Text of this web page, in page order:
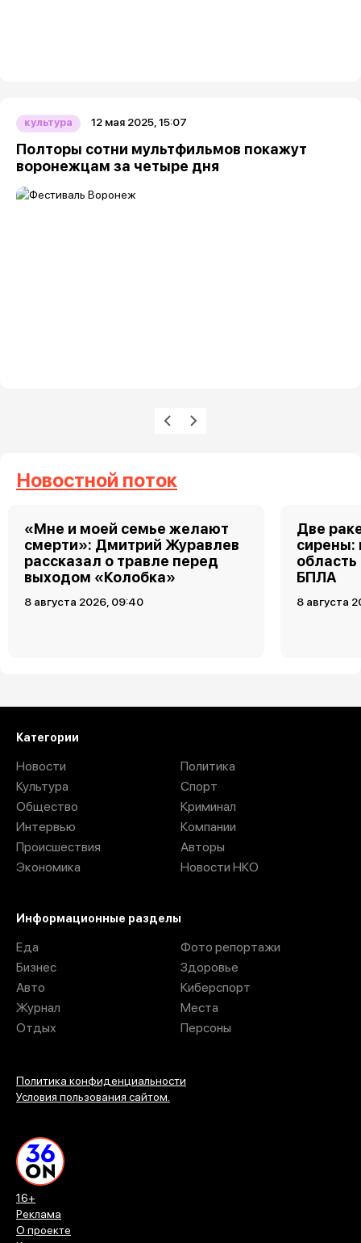
культура 12 мая 2025, 15:07
Полторы сотни мультфильмов покажут
воронежцам за четыре дня
Предыдущая страница
Следующая страница
Новостной поток
«Мне и моей семье желают
смерти»: Дмитрий Журавлев
рассказал о травле перед
выходом «Колобка»
8 августа 2026, 09:40
Две
сирены:
БПЛА
8 августа
16+
Реклама
О проекте
Категории
Новости
Культура
Общество
Интервью
Происшествия
Экономика
Политика
Спорт
Криминал
Компании
Авторы
Новости НКО
Информационные разделы
Еда
Бизнес
Авто
Журнал
Отдых
Фото репортажи
Здоровье
Киберспорт
Места
Персоны
Политика конфиденциальности
Условия пользования сайтом.